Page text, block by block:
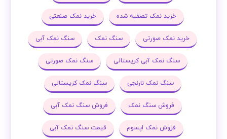
خرید نمک تصفیه شده خرید نمک صنعتی
خرید نمک صورتی سنگ نمک سنگ نمک آبی
سنگ نمک آبی کریستالی سنگ نمک صورتی
سنگ نمک نارنجی سنگ نمک کریستالی
فروش سنگ نمک فروش سنگ نمک آبی
فروش نمک اپسوم قیمت سنگ نمک آبی